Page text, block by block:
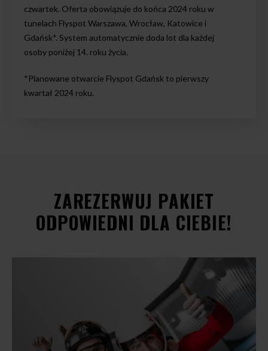
czwartek. Oferta obowiązuje do końca 2024 roku w
tunelach Flyspot Warszawa, Wrocław, Katowice i
Gdańsk*. System automatycznie doda lot dla każdej
osoby poniżej 14. roku życia.
*Planowane otwarcie Flyspot Gdańsk to pierwszy
kwartał 2024 roku.
ZAREZERWUJ PAKIET
ODPOWIEDNI DLA CIEBIE!